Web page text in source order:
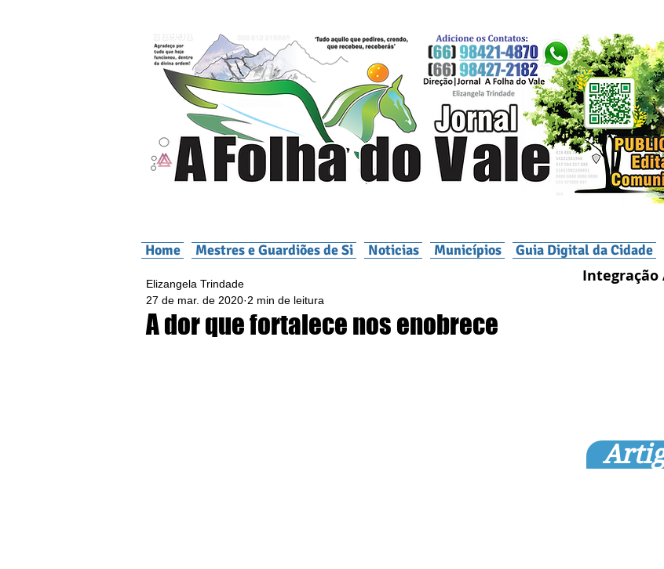
Home Mestres e Guardiões de Si Noticias Municípios Guia Digital da Cidade
A dor que fortalece nos enobrece
Elizangela Trindade
27 de mar. de 2020 2 min de leitura
Integração